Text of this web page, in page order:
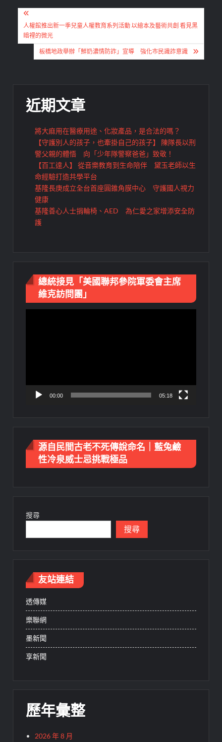
文
章
導
人權館推出新一季兒童人權教育系列活動 以繪本及藝術共創 看見黑
暗裡的微光
板橋地政舉辦「鮮奶濃情防詐」宣導 強化市民識詐意識
近期文章
將大麻用在醫療用途、化妝產品，是合法的嗎？
【守護別人的孩子，也牽掛自己的孩子】 陳隊長以刑
警父親的體悟 向「少年隊警察爸爸」致敬！
【百工達人】 從音樂教育到生命陪伴 黛玉老師以生
命經驗打造共學平台
基隆長庚成立全台首座圓錐角膜中心 守護國人視力
健康
基隆善心人士捐輪椅、AED 為仁愛之家增添安全防
護
總統接見「美國聯邦參院軍委會主席
維克訪問團」
00:00 05:18
源自民間古老不死傳說命名｜藍兔鹼
性冷泉威士忌挑戰極品
搜尋
搜尋
友站連結
透傳媒
樂聯網
墨新聞
享新聞
歷年彙整
2026 年 8 月